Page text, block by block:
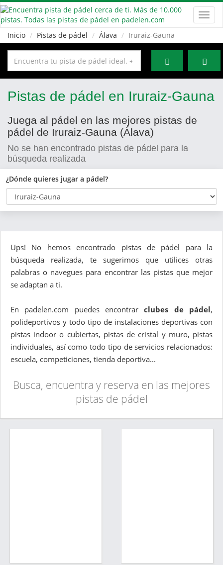
Inicio
Pistas de pádel Álava Iruraiz-Gauna
Pistas de pádel en Iruraiz-Gauna
Juega al pádel en las mejores pistas de
pádel de Iruraiz-Gauna (Álava)
No se han encontrado pistas de pádel para la
búsqueda realizada
¿Dónde quieres jugar a pádel?
Ups! No hemos encontrado pistas de pádel para la
búsqueda realizada, te sugerimos que utilices otras
palabras o navegues para encontrar las pistas que mejor
se adaptan a ti.
En padelen.com puedes encontrarclubes de pádel,
polideportivos y todo tipo de instalaciones deportivas con
pistas indoor o cubiertas, pistas de cristal y muro, pistas
individuales, así como todo tipo de servicios relacionados:
escuela, competiciones, tienda deportiva...
Busca, encuentra y reserva en las mejores
pistas de pádel